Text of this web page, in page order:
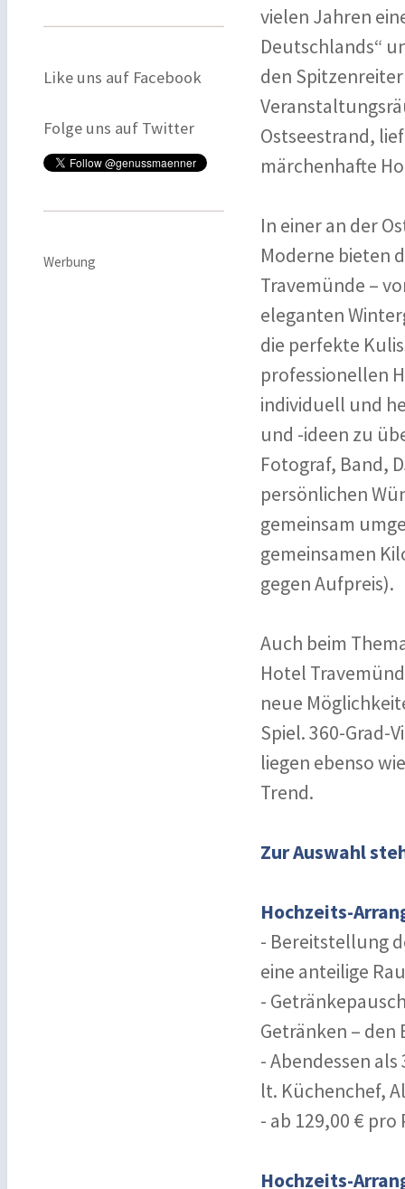
Like uns auf Facebook
Folge uns auf Twitter
Werbung
vielen Jahren
Deutschlands“
den
Ostseestrand,
märchenhafte
In einer an der
Moderne bieten
Travemünde –
eleganten
die perfekte
professionellen
individuell und
und -ideen zu
Fotograf, Band,
persönlichen
gemeinsam
gemeinsamen
gegen Aufpreis).
Auch beim
Hotel
neue
Spiel. 360-Grad-
liegen ebenso
Trend.
Zur Auswahl
Hochzeits-
- Bereitstellung
eine anteilige
-
Getränken – den
- Abendessen
lt. Küchenchef,
- ab 129,00 €
Hochzeits-